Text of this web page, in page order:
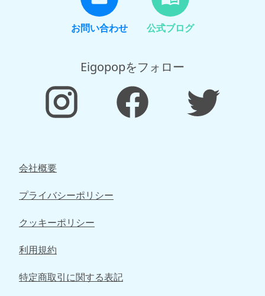
お問い合わせ 公式ブログ
Eigopopをフォロー
会社概要
プライバシーポリシー
クッキーポリシー
利用規約
特定商取引に関する表記